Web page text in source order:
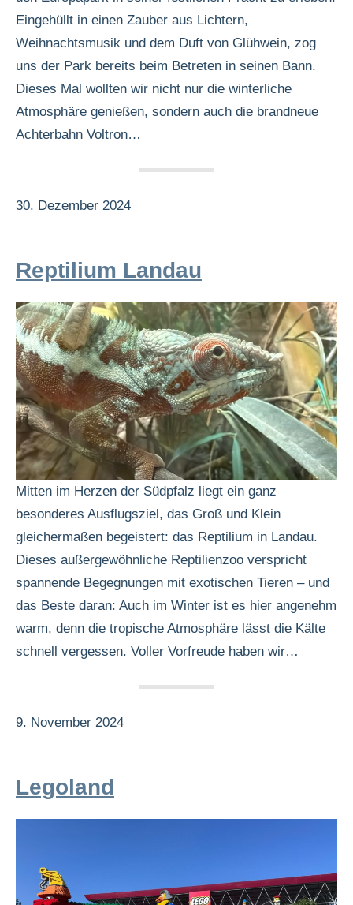
Eingehüllt in einen Zauber aus Lichtern,
Weihnachtsmusik und dem Duft von Glühwein, zog
uns der Park bereits beim Betreten in seinen Bann.
Dieses Mal wollten wir nicht nur die winterliche
Atmosphäre genießen, sondern auch die brandneue
Achterbahn Voltron…
30. Dezember 2024
Reptilium Landau
Mitten im Herzen der Südpfalz liegt ein ganz
besonderes Ausflugsziel, das Groß und Klein
gleichermaßen begeistert: das Reptilium in Landau.
Dieses außergewöhnliche Reptilienzoo verspricht
spannende Begegnungen mit exotischen Tieren – und
das Beste daran: Auch im Winter ist es hier angenehm
warm, denn die tropische Atmosphäre lässt die Kälte
schnell vergessen. Voller Vorfreude haben wir…
9. November 2024
Legoland